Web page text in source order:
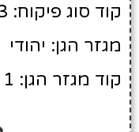
קוד סוג פיקוח: 3
מגזר הגן: יהודי
קוד מגזר הגן: 1